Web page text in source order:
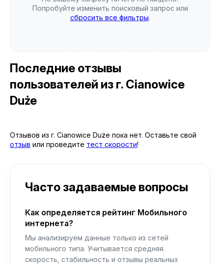
Попробуйте изменить поисковый запрос или
сбросить все фильтры.
Последние отзывы
пользователей из г. Cianowice
Duże
Отзывов из г. Cianowice Duże пока нет. Оставьте свой
отзыв или проведите тест скорости!
Часто задаваемые вопросы
Как определяется рейтинг Мобильного
интернета?
Мы анализируем данные только из сетей
мобильного типа. Учитывается средняя
скорость, стабильность и отзывы реальных